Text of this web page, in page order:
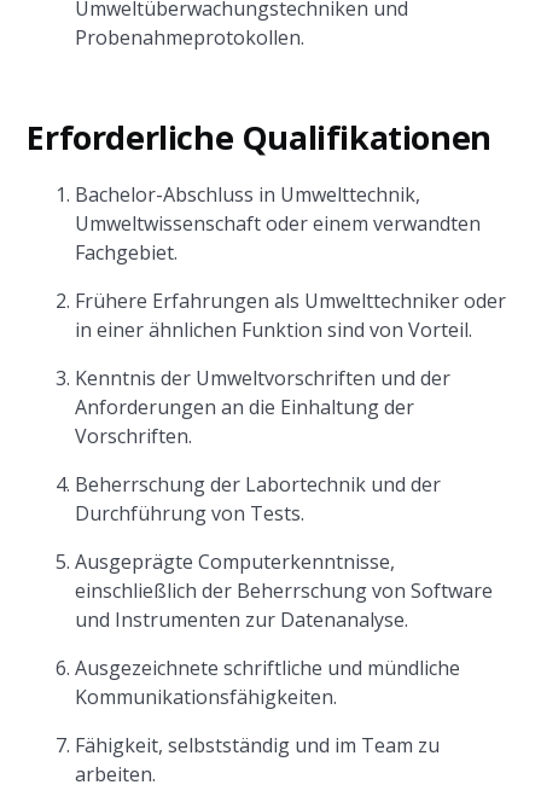
Umweltüberwachungstechniken und
Probenahmeprotokollen.
Erforderliche Qualifikationen
Bachelor-Abschluss in Umwelttechnik,
Umweltwissenschaft oder einem verwandten
Fachgebiet.
Frühere Erfahrungen als Umwelttechniker oder
in einer ähnlichen Funktion sind von Vorteil.
Kenntnis der Umweltvorschriften und der
Anforderungen an die Einhaltung der
Vorschriften.
Beherrschung der Labortechnik und der
Durchführung von Tests.
Ausgeprägte Computerkenntnisse,
einschließlich der Beherrschung von Software
und Instrumenten zur Datenanalyse.
Ausgezeichnete schriftliche und mündliche
Kommunikationsfähigkeiten.
Fähigkeit, selbstständig und im Team zu
arbeiten.